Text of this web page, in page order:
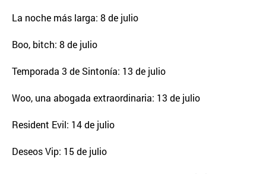
La noche más larga: 8 de julio
Boo, bitch: 8 de julio
Temporada 3 de Sintonía: 13 de julio
Woo, una abogada extraordinaria: 13 de julio
Resident Evil: 14 de julio
Deseos Vip: 15 de julio